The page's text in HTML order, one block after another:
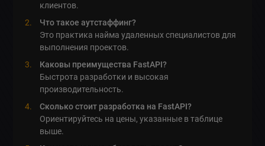
клиентов.
Что такое аутстаффинг?
Это практика найма удаленных специалистов для
выполнения проектов.
Каковы преимущества FastAPI?
Быстрота разработки и высокая
производительность.
Сколько стоит разработка на FastAPI?
Ориентируйтесь на цены, указанные в таблице
выше.